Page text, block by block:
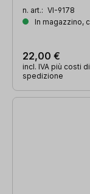
n. art.: VI-9178
In magazzino,
22,00 €
incl. IVA più costi di
spedizione